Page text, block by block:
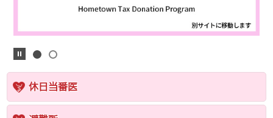
休日当番医